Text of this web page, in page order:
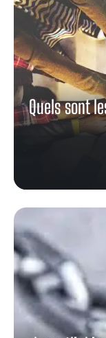
Quels sont